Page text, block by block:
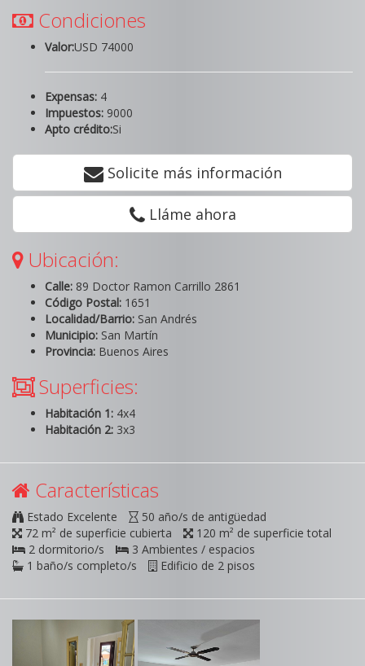
Condiciones
Valor:USD 74000
Expensas: 4
Impuestos: 9000
Apto crédito:Si
Solicite más información
Lláme ahora
Ubicación:
Calle: 89 Doctor Ramon Carrillo 2861
Código Postal: 1651
Localidad/Barrio: San Andrés
Municipio: San Martín
Provincia: Buenos Aires
Superficies:
Habitación 1: 4x4
Habitación 2: 3x3
Características
Estado Excelente
50 año/s de antigüedad
72 m² de superficie cubierta
120 m² de superficie total
2 dormitorio/s
3 Ambientes / espacios
1 baño/s completo/s
Edificio de 2 pisos